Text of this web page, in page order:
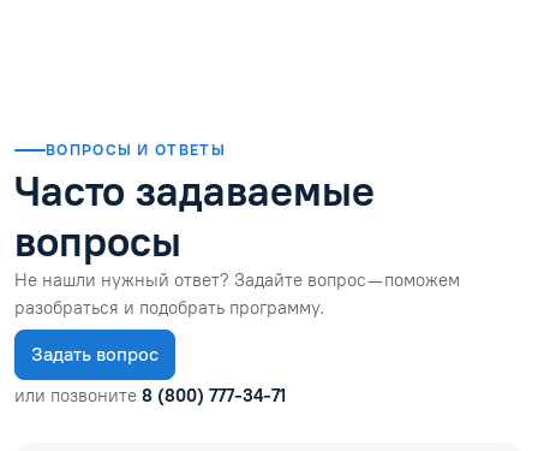
ВОПРОСЫ И ОТВЕТЫ
Часто задаваемые
вопросы
Не нашли нужный ответ? Задайте вопрос — поможем
разобраться и подобрать программу.
Задать вопрос
или позвоните 8 (800) 777-34-71